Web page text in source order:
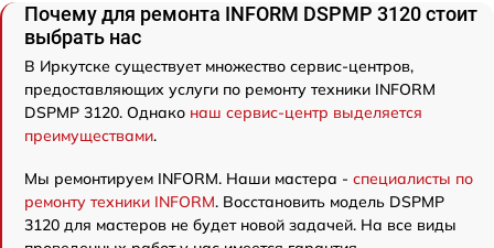
Почему для ремонта INFORM DSPMP 3120 стоит
выбрать нас
В Иркутске существует множество сервис-центров,
предоставляющих услуги по ремонту техники INFORM
DSPMP 3120. Однако наш сервис-центр выделяется
преимуществами.
Мы ремонтируем INFORM. Наши мастера - специалисты по
ремонту техники INFORM. Восстановить модель DSPMP
3120 для мастеров не будет новой задачей. На все виды